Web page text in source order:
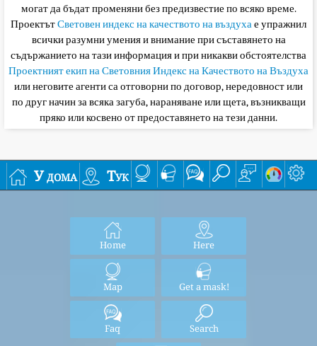
могат да бъдат променяни без предизвестие по всяко време.
ПроектътСветовен индекс на качеството на въздухае упражнил
всички разумни умения и внимание при съставянето на
съдържанието на тази информация и при никакви обстоятелства
Проектният екип на Световния Индекс на Качеството на Въздуха
или неговите агенти са отговорни по договор, нередовност или
по друг начин за всяка загуба, нараняване или щета, възникващи
пряко или косвено от предоставянето на тези данни.
У дома Тук
Home Here
Map Get a mask!
Faq Search